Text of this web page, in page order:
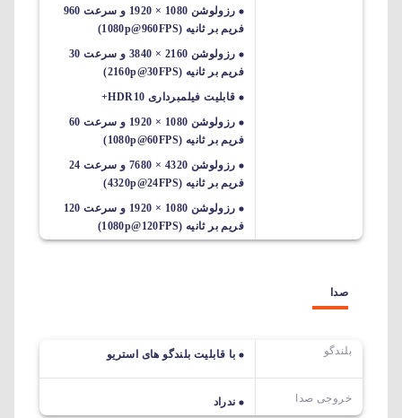
رزولوشن 1080 × 1920 و سرعت 960
فریم بر ثانیه (1080p@960FPS)
رزولوشن 2160 × 3840 و سرعت 30
فریم بر ثانیه (2160p@30FPS)
قابلیت فیلمبرداری HDR10+
رزولوشن 1080 × 1920 و سرعت 60
فریم بر ثانیه (1080p@60FPS)
رزولوشن 4320 × 7680 و سرعت 24
فریم بر ثانیه (4320p@24FPS)
رزولوشن 1080 × 1920 و سرعت 120
فریم بر ثانیه (1080p@120FPS)
صدا
بلندگو با قابلیت بلندگو های استریو
خروجی صدا ندراد